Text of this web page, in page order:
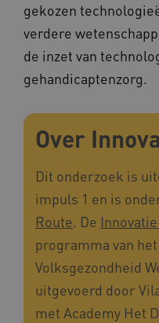
gekozen
verdere
de inzet van
gehandicaptenzorg.
Over
Dit onderzoek is
impuls 1 en is
Route. De
programma van
Volksgezondheid
uitgevoerd door
met Academy Het
Naam
_ga
Naam
FPID